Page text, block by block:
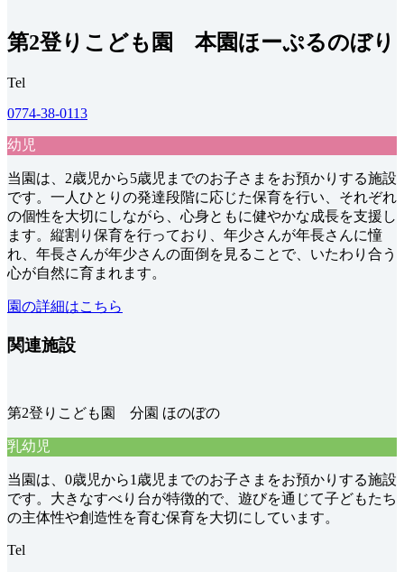
第2登りこども園 本園ほーぷるのぼり
Tel
0774-38-0113
幼児
当園は、2歳児から5歳児までのお子さまをお預かりする施設
です。一人ひとりの発達段階に応じた保育を行い、それぞれ
の個性を大切にしながら、心身ともに健やかな成長を支援し
ます。縦割り保育を行っており、年少さんが年長さんに憧
れ、年長さんが年少さんの面倒を見ることで、いたわり合う
心が自然に育まれます。
園の詳細はこちら
関連施設
第2登りこども園 分園 ほのぼの
乳幼児
当園は、0歳児から1歳児までのお子さまをお預かりする施設
です。大きなすべり台が特徴的で、遊びを通じて子どもたち
の主体性や創造性を育む保育を大切にしています。
Tel